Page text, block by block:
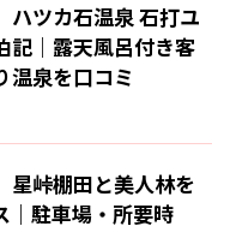
ハツカ石温泉 石打ユ
記｜露天風呂付き客
温泉を口コミ
星峠棚田と美人林を
｜駐車場・所要時